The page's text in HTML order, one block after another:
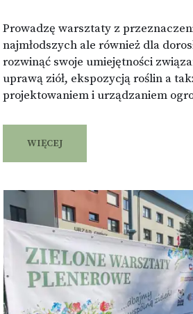
Prowadzę warsztaty z
najmłodszych ale również dla
rozwinąć swoje umiejętności
uprawą ziół, ekspozycją roślin a
projektowaniem i urządzaniem
WIĘCEJ